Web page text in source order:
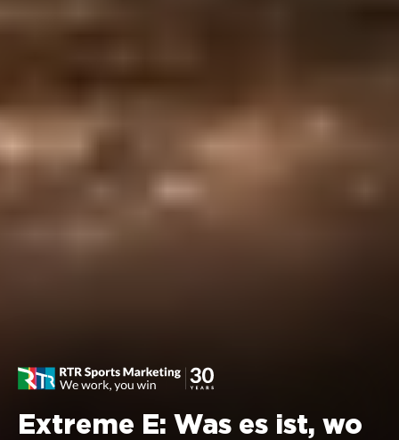
Extreme E: Was es ist, wo